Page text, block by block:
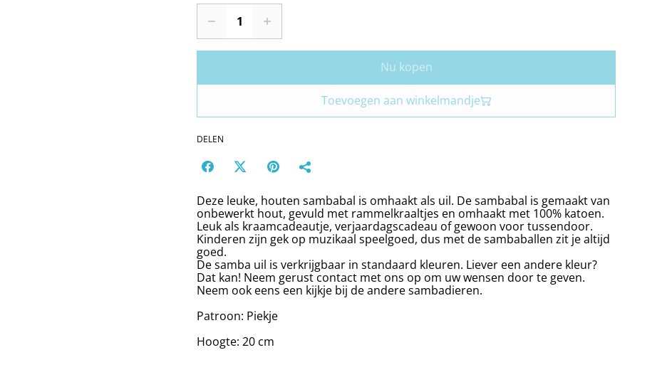
Nu kopen
Toevoegen aan winkelmandje
DELEN
Deze leuke, houten sambabal is omhaakt als uil. De sambabal is gemaakt van
onbewerkt hout, gevuld met rammelkraaltjes en omhaakt met 100% katoen.
Leuk als kraamcadeautje, verjaardagscadeau of gewoon voor tussendoor.
Kinderen zijn gek op muzikaal speelgoed, dus met de sambaballen zit je altijd
goed.
De samba uil is verkrijgbaar in standaard kleuren. Liever een andere kleur?
Dat kan! Neem gerust contact met ons op om uw wensen door te geven.
Neem ook eens een kijkje bij de andere sambadieren.
Patroon: Piekje
Hoogte: 20 cm